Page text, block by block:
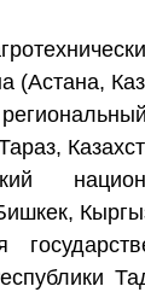
(Астана,